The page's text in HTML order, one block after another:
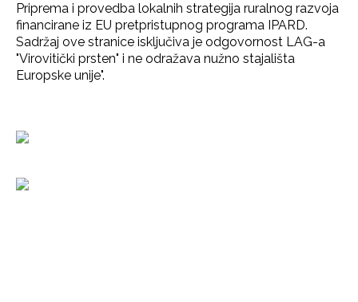
Priprema i provedba lokalnih strategija ruralnog razvoja
financirane iz EU pretpristupnog programa IPARD.
Sadržaj ove stranice isključiva je odgovornost LAG-a
"Virovitički prsten" i ne odražava nužno stajališta
Europske unije".